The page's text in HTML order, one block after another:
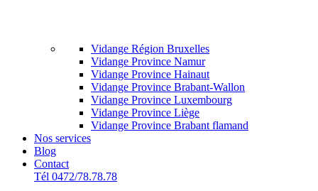
Vidange Région Bruxelles
Vidange Province Namur
Vidange Province Hainaut
Vidange Province Brabant-Wallon
Vidange Province Luxembourg
Vidange Province Liège
Vidange Province Brabant flamand
Nos services
Blog
Contact
Tél 0472/78.78.78